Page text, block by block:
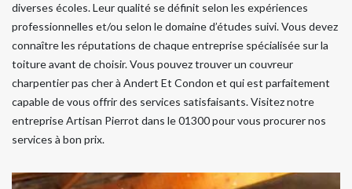
diverses écoles. Leur qualité se définit selon les expériences
professionnelles et/ou selon le domaine d’études suivi. Vous devez
connaître les réputations de chaque entreprise spécialisée sur la
toiture avant de choisir. Vous pouvez trouver un couvreur
charpentier pas cher à Andert Et Condon et qui est parfaitement
capable de vous offrir des services satisfaisants. Visitez notre
entreprise Artisan Pierrot dans le 01300 pour vous procurer nos
services à bon prix.